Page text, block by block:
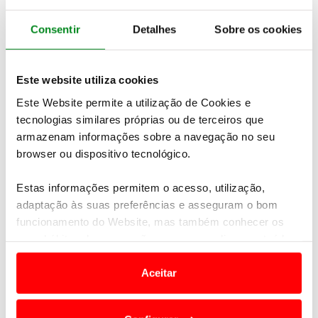
Consentir Detalhes Sobre os cookies
Este website utiliza cookies
Este Website permite a utilização de Cookies e
tecnologias similares próprias ou de terceiros que
armazenam informações sobre a navegação no seu
browser ou dispositivo tecnológico.
Estas informações permitem o acesso, utilização,
adaptação às suas preferências e asseguram o bom
funcionamento do Website, mas também conhecer os
e anúncios de modo a promover produtos e/ou serviços.
Em alguns casos, a utilização destas tecnologias
Aceitar
Pedido de transporte de carros de Rally
Pedido de transporte de viaturas de competição no
contexto logístico do Rally.
Descarregar PDF →
PDF · FORMULÁRIO 9
Registo no Shakedown
Shakedown.
Descarregar PDF →